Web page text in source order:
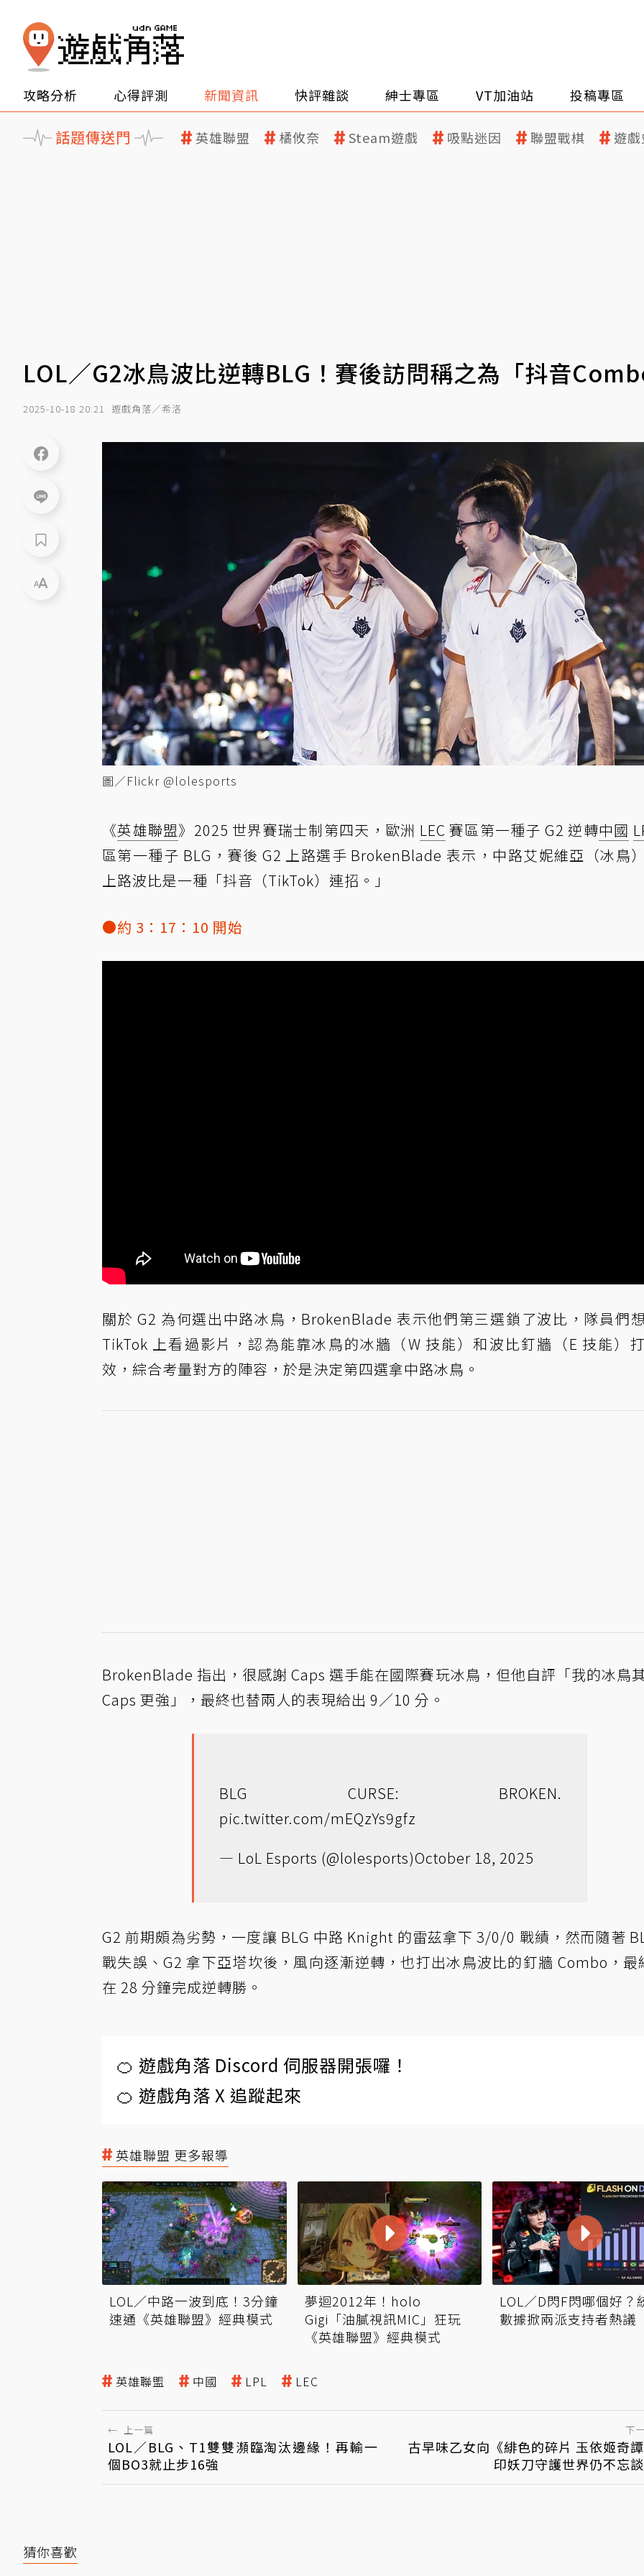
攻略分析 心得評測 新聞資訊 快評雜談 紳士專區 VT加油站 投稿專區
話題傳送門 英雄聯盟 橘攸奈 Steam遊戲 吸點迷因 聯盟戰棋 遊
LOL／G2冰鳥波比逆轉BLG！賽後訪問稱之為「抖音
2025-10-18 20:21 遊戲角落／希洛
圖／Flickr @lolesports
《英雄聯盟》2025 世界賽瑞士制第四天，歐洲 LEC 賽區第一種子 G2 逆轉中國
區第一種子 BLG，賽後 G2 上路選手 BrokenBlade 表示，中路艾妮維亞（冰鳥
上路波比是一種「抖音（TikTok）連招。」
●約 3：17：10 開始
關於 G2 為何選出中路冰鳥，BrokenBlade 表示他們第三選鎖了波比，隊員們
TikTok 上看過影片，認為能靠冰鳥的冰牆（W 技能）和波比釘牆（E 技能）
效，綜合考量對方的陣容，於是決定第四選拿中路冰鳥。
BrokenBlade 指出，很感謝 Caps 選手能在國際賽玩冰鳥，但他自評「我的冰鳥
Caps 更強」，最終也替兩人的表現給出 9／10 分。
BLG CURSE: BROKEN.
pic.twitter.com/mEQzYs9gfz
— LoL Esports (@lolesports)October 18, 2025
G2 前期頗為劣勢，一度讓 BLG 中路 Knight 的雷茲拿下 3/0/0 戰績，然而隨著
戰失誤、G2 拿下亞塔坎後，風向逐漸逆轉，也打出冰鳥波比的釘牆 Combo，最
在 28 分鐘完成逆轉勝。
🍊 遊戲角落 Discord 伺服器開張囉！
🍊 遊戲角落 X 追蹤起來
英雄聯盟 更多報導
LOL／中路一波到底！3分鐘
速通《英雄聯盟》經典模式
夢迴2012年！holo
Gigi「油膩視訊MIC」狂玩
《英雄聯盟》經典模式
LOL／D閃F閃哪個好？
數據掀兩派支持者熱議
英雄聯盟 中國 LPL LEC
← 上一篇
LOL／BLG、T1雙雙瀕臨淘汰邊緣！再輸一
個BO3就止步16強
下
古早味乙女向《緋色的碎片 玉依姬奇
印妖刀守護世界仍不忘
猜你喜歡